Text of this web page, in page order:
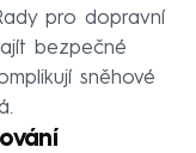
pro dopravní
bezpečné
sněhové